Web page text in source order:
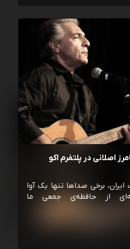
اصلانی در پلتفرم اکو
برخی صداها تنها یک آوا
از حافظه‌ی جمعی ما